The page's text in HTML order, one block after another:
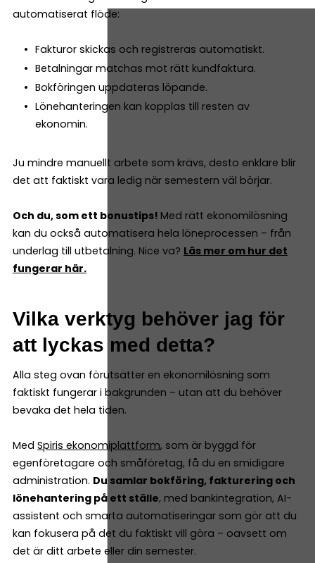
automatiserat flöde:
Fakturor skickas och registreras automatiskt.
Betalningar matchas mot rätt kundfaktura.
Bokföringen uppdateras löpande.
Lönehanteringen kan kopplas till resten av
ekonomin.
Ju mindre manuellt arbete som krävs, desto enklare blir
det att faktiskt vara ledig när semestern väl börjar.
Och du, som ett bonustips! Med rätt ekonomilösning
kan du också automatisera hela löneprocessen – från
underlag till utbetalning. Nice va? Läs mer om hur det
fungerar här.
Vilka verktyg behöver jag för
att lyckas med detta?
Alla steg ovan förutsätter en ekonomilösning som
faktiskt fungerar i bakgrunden – utan att du behöver
bevaka det hela tiden.
Med Spiris ekonomiplattform, som är byggd för
egenföretagare och småföretag, få du en smidigare
administration. Du samlar bokföring, fakturering och
lönehantering på ett ställe, med bankintegration, AI-
assistent och smarta automatiseringar som gör att du
kan fokusera på det du faktiskt vill göra – oavsett om
det är ditt arbete eller din semester.